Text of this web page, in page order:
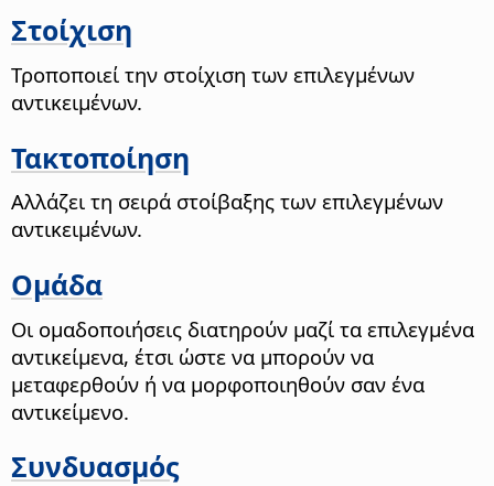
Στοίχιση
Τροποποιεί την στοίχιση των επιλεγμένων
αντικειμένων.
Τακτοποίηση
Αλλάζει τη σειρά στοίβαξης των επιλεγμένων
αντικειμένων.
Ομάδα
Οι ομαδοποιήσεις διατηρούν μαζί τα επιλεγμένα
αντικείμενα, έτσι ώστε να μπορούν να
μεταφερθούν ή να μορφοποιηθούν σαν ένα
αντικείμενο.
Συνδυασμός